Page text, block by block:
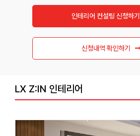
인테리어 컨설팅 신청하기
신청내역 확인하기
LX Z:IN 인테리어